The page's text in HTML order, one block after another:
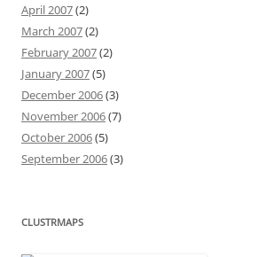
April 2007(2)
March 2007(2)
February 2007(2)
January 2007(5)
December 2006(3)
November 2006(7)
October 2006(5)
September 2006(3)
CLUSTRMAPS